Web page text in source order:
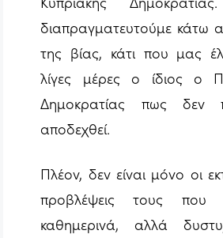
διαπραγματευτούμε κάτω
της βίας, κάτι που μας
λίγες μέρες ο ίδιος ο
Δημοκρατίας πως δεν
αποδεχθεί.
Πλέον, δεν είναι μόνο οι
προβλέψεις τους που
καθημερινά, αλλά